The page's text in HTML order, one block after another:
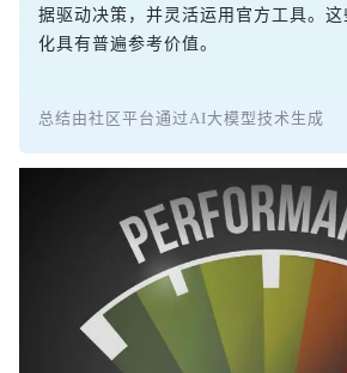
据驱动决策，并灵活运用官方工具。
化具有普遍参考价值。
总结由社区平台通过AI大模型技术生成